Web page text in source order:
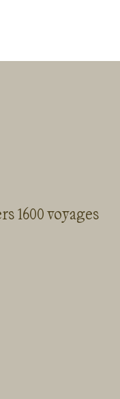
1600 voyages